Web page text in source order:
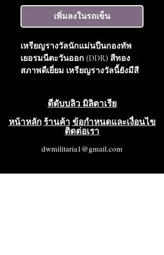
เพิ่มลงในรถเข็น
เหรียญรางวัลนักแม่นปืนกองทัพ
เยอรมนีตะวันออก (DDR) สีทอง
สภาพดีเยี่ยม เหรียญรางวัลนี้ยังมีสี
ดีดับบลิว มิลิตาเรีย
หน้าหลัก ร้านค้า ข้อกำหนดและเงื่อนไข
ติดต่อเรา
dwmilitaria1@gmail.com